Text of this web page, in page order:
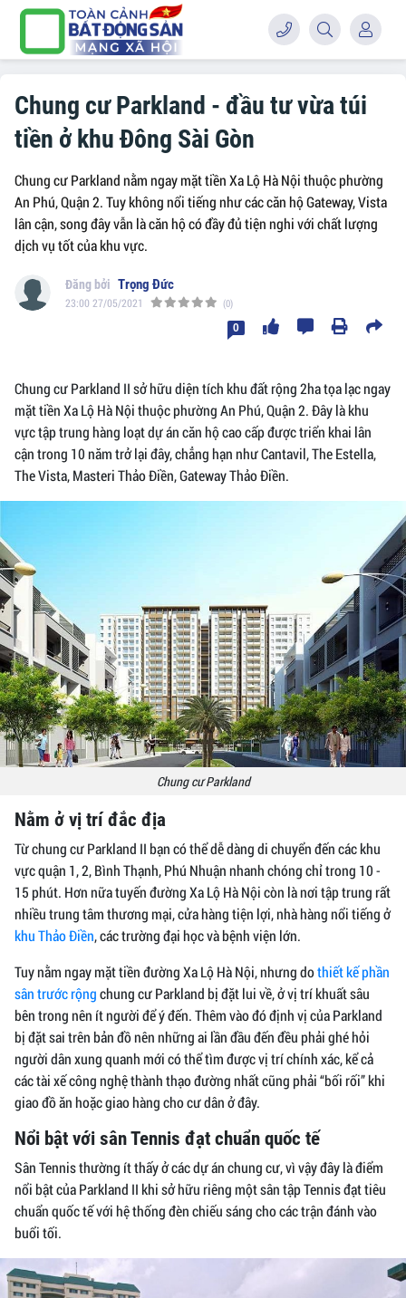
Chung cư Parkland - đầu tư vừa túi
tiền ở khu Đông Sài Gòn
Chung cư Parkland nằm ngay mặt tiền Xa Lộ Hà Nội thuộc phường
An Phú, Quận 2. Tuy không nổi tiếng như các căn hộ Gateway, Vista
lân cận, song đây vẫn là căn hộ có đầy đủ tiện nghi với chất lượng
dịch vụ tốt của khu vực.
Trọng Đức
23:00 27/05/2021 (0)
0
Chung cư Parkland II sở hữu diện tích khu đất rộng 2ha tọa lạc ngay
mặt tiền Xa Lộ Hà Nội thuộc phường An Phú, Quận 2. Đây là khu
vực tập trung hàng loạt dự án căn hộ cao cấp được triển khai lân
cận trong 10 năm trở lại đây, chẳng hạn như Cantavil, The Estella,
The Vista, Masteri Thảo Điền, Gateway Thảo Điền.
Chung cư Parkland
Nằm ở vị trí đắc địa
Từ chung cư Parkland II bạn có thể dễ dàng di chuyển đến các khu
vực quận 1, 2, Bình Thạnh, Phú Nhuận nhanh chóng chỉ trong 10 -
15 phút. Hơn nữa tuyến đường Xa Lộ Hà Nội còn là nơi tập trung rất
nhiều trung tâm thương mại, cửa hàng tiện lợi, nhà hàng nổi tiếng ở
khu Thảo Điền, các trường đại học và bệnh viện lớn.
Tuy nằm ngay mặt tiền đường Xa Lộ Hà Nội, nhưng dothiết kế phần
sân trước rộngchung cư Parkland bị đặt lui về, ở vị trí khuất sâu
bên trong nên ít người để ý đến. Thêm vào đó định vị của Parkland
bị đặt sai trên bản đồ nên những ai lần đầu đến đều phải ghé hỏi
người dân xung quanh mới có thể tìm được vị trí chính xác, kể cả
các tài xế công nghệ thành thạo đường nhất cũng phải “bối rối” khi
giao đồ ăn hoặc giao hàng cho cư dân ở đây.
Nổi bật với sân Tennis đạt chuẩn quốc tế
Sân Tennis thường ít thấy ở các dự án chung cư, vì vậy đây là điểm
nổi bật của Parkland II khi sở hữu riêng một sân tập Tennis đạt tiêu
chuẩn quốc tế với hệ thống đèn chiếu sáng cho các trận đánh vào
buổi tối.